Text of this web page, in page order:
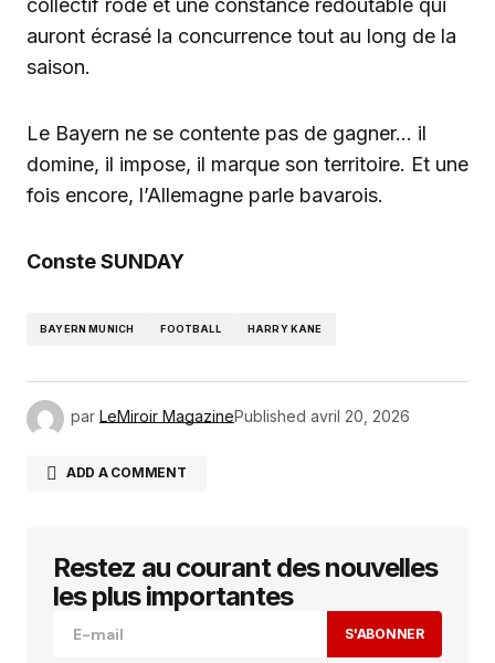
collectif rodé et une constance redoutable qui
auront écrasé la concurrence tout au long de la
saison.
Le Bayern ne se contente pas de gagner… il
domine, il impose, il marque son territoire. Et une
fois encore, l’Allemagne parle bavarois.
Conste SUNDAY
BAYERN MUNICH FOOTBALL HARRY KANE
par LeMiroir MagazinePublished avril 20, 2026
ADD A COMMENT
Votre adresse e-mail ne sera pas publiée. Les
champs obligatoires sont indiqués avec
Restez au courant des nouvelles
les plus importantes
S'ABONNER